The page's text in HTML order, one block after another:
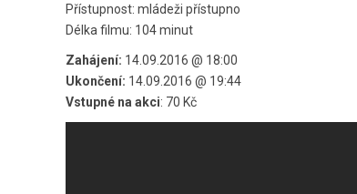
Přístupnost: mládeži přístupno
Délka filmu: 104 minut
Zahájení: 14.09.2016 @ 18:00
Ukončení: 14.09.2016 @ 19:44
Vstupné na akci: 70 Kč